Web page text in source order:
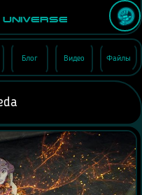
Блог Видео Файлы